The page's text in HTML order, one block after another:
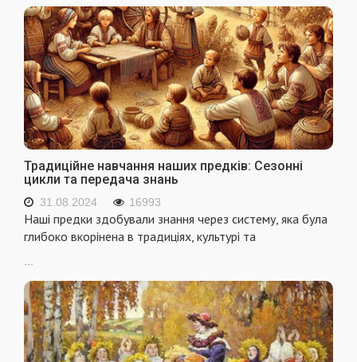
Традиційне навчання наших предків: Сезонні
цикли та передача знань
31.08.2024 16993
Наші предки здобували знання через систему, яка була
глибоко вкорінена в традиціях, культурі та